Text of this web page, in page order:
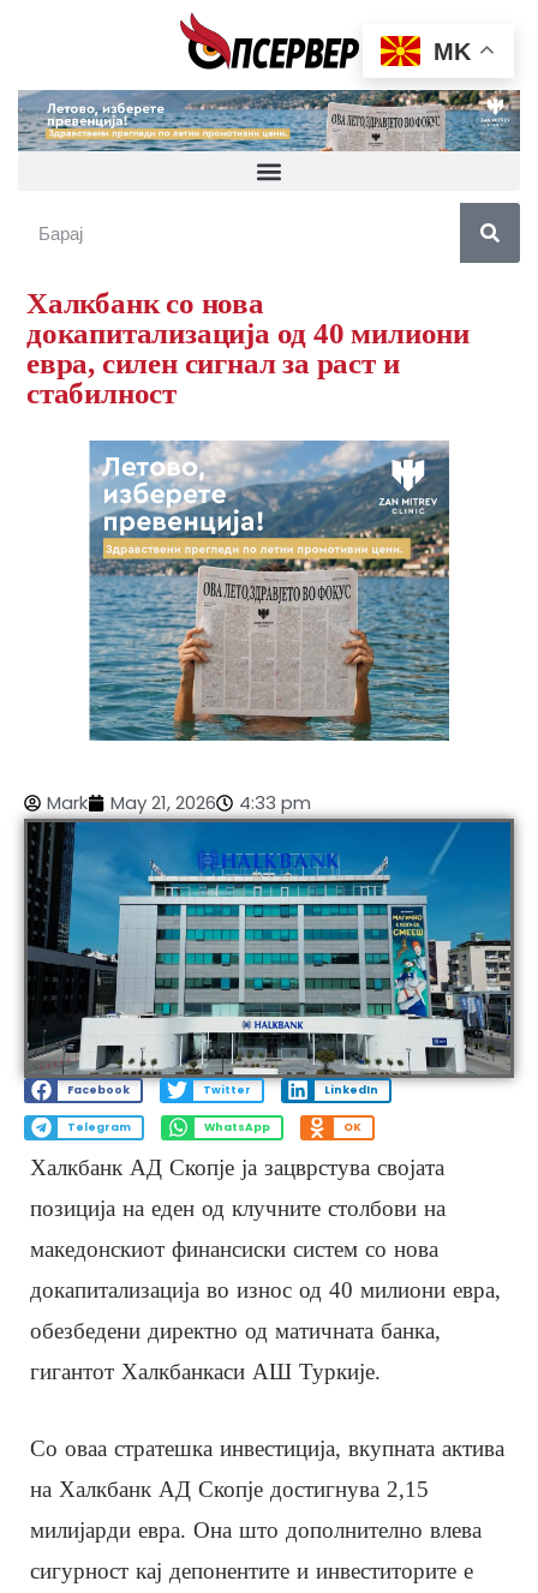
Халкбанк со нова
докапитализација од 40 милиони
евра, силен сигнал за раст и
стабилност
Mark May 21, 2026 4:33 pm
Facebook Twitter LinkedIn
Telegram WhatsApp OK
Халкбанк АД Скопје ја зацврстува својата
позиција на еден од клучните столбови на
македонскиот финансиски систем со нова
докапитализација во износ од 40 милиони евра,
обезбедени директно од матичната банка,
гигантот Халкбанкаси АШ Туркије.
Со оваа стратешка инвестиција, вкупната актива
на Халкбанк АД Скопје достигнува 2,15
милијарди евра. Она што дополнително влева
сигурност кај депонентите и инвеститорите е
MK